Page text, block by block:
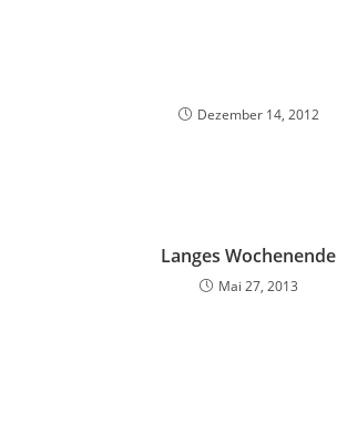
Dezember 14, 2012
Langes Wochenende
Mai 27, 2013